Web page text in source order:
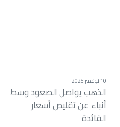
10 نوفمبر 2025
الذهب يواصل الصعود وسط
أنباء عن تقليص أسعار
الفائدة